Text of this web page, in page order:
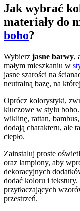
Jak wybrać
materiały do
boho?
Wybierz jasne barwy,
małym mieszkaniu w
jasne szarości na
neutralną bazę, na
Oprócz kolorystyki,
kluczowe w stylu
wiklinę, rattan,
dodają charakteru, ale
ciepło.
Zainstaluj proste
oraz lampiony, aby
dekoracyjnych
dodać koloru i
przytłaczających
przestrzeń.